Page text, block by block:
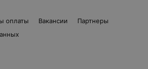
оплаты Вакансии
Партнеры